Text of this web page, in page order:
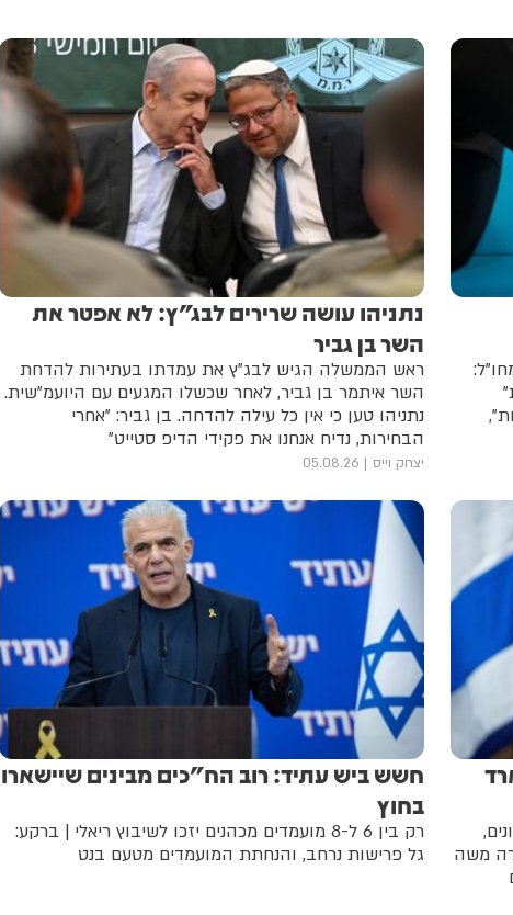
נתניהו עושה שרירים לבג"ץ: לא אפטר את
השר בן גביר
ראש הממשלה הגיש לבג"ץ את עמדתו בעתירות להדחת
השר איתמר בן גביר, לאחר שכשלו המגעים עם היועמ"שית.
נתניהו טען כי אין כל עילה להדחה. בן גביר: "אחרי
הבחירות, נדיח אנחנו את פקידי הדיפ סטייט"
יצחק וייס 05.08.26
משה
חשש ביש עתיד: רוב הח"כים מבינים שיישארו
בחוץ
רק בין 6 ל-8 מועמדים מכהנים יזכו לשיבוץ ריאלי | ברקע:
גל פרישות נרחב, והנחתת המועמדים מטעם בנט